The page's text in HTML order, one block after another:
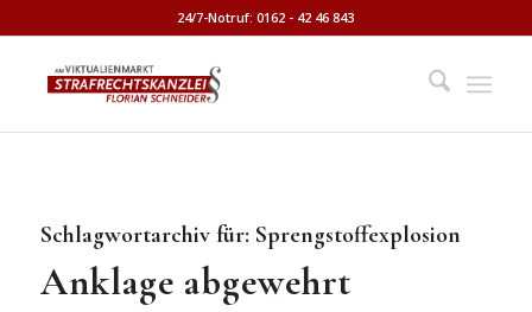
24/7-Notruf: 0162 - 42 46 843
Schlagwortarchiv für: Sprengstoffexplosion
Anklage abgewehrt